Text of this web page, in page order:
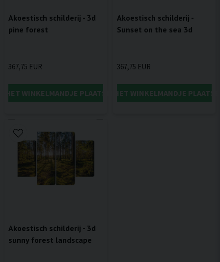
Akoestisch schilderij - 3d
pine forest
367,75 EUR
HET WINKELMANDJE PLAATSEN
Akoestisch schilderij -
Sunset on the sea 3d
367,75 EUR
IN HET WINKELMANDJE
Akoestisch schilderij - 3d
sunny forest landscape